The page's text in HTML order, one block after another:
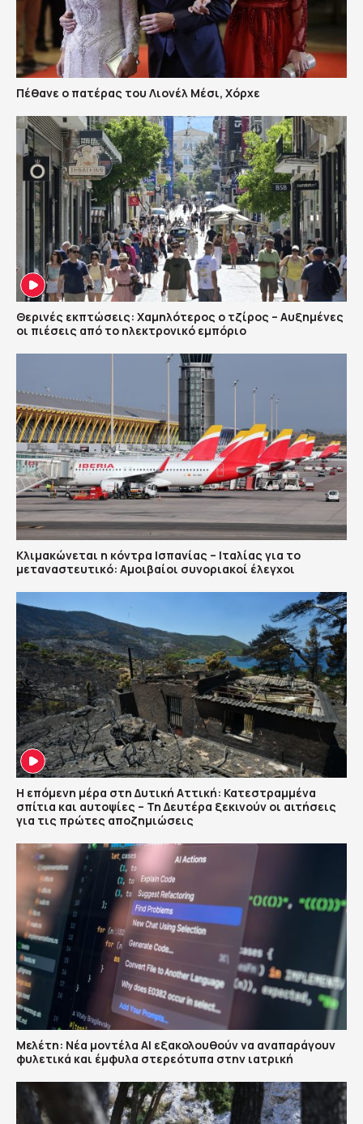
Πέθανε ο πατέρας του Λιονέλ Μέσι, Χόρχε
Θερινές εκπτώσεις: Χαμηλότερος ο τζίρος – Αυξημένες
οι πιέσεις από το ηλεκτρονικό εμπόριο
Κλιμακώνεται η κόντρα Ισπανίας – Ιταλίας για το
μεταναστευτικό: Αμοιβαίοι συνοριακοί έλεγχοι
Η επόμενη μέρα στη Δυτική Αττική: Κατεστραμμένα
σπίτια και αυτοψίες – Τη Δευτέρα ξεκινούν οι αιτήσεις
για τις πρώτες αποζημιώσεις
Μελέτη: Νέα μοντέλα ΑΙ εξακολουθούν να αναπαράγουν
φυλετικά και έμφυλα στερεότυπα στην ιατρική